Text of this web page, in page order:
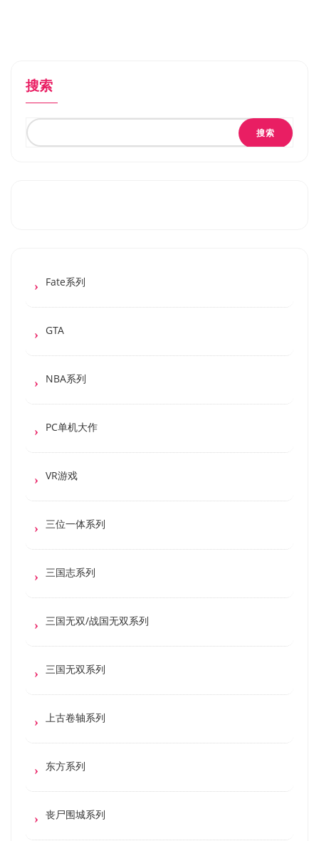
搜索
搜索
Fate系列
GTA
NBA系列
PC单机大作
VR游戏
三位一体系列
三国志系列
三国无双/战国无双系列
三国无双系列
上古卷轴系列
东方系列
丧尸围城系列